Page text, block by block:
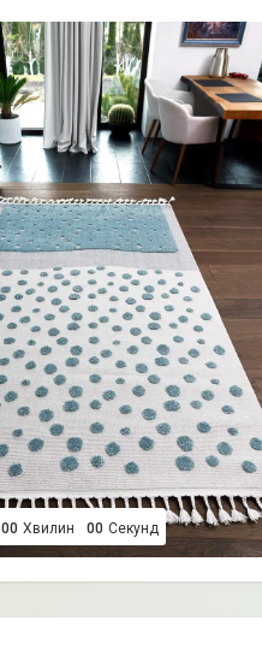
00 Хвилин 00 Секунд